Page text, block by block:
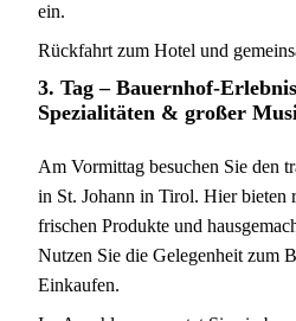
ein.
Rückfahrt zum Hotel und
3. Tag – Bauernhof-
Spezialitäten & großer
Am Vormittag besuchen Sie den
in St. Johann in Tirol. Hier bieten
frischen Produkte und
Nutzen Sie die Gelegenheit zum
Einkaufen.